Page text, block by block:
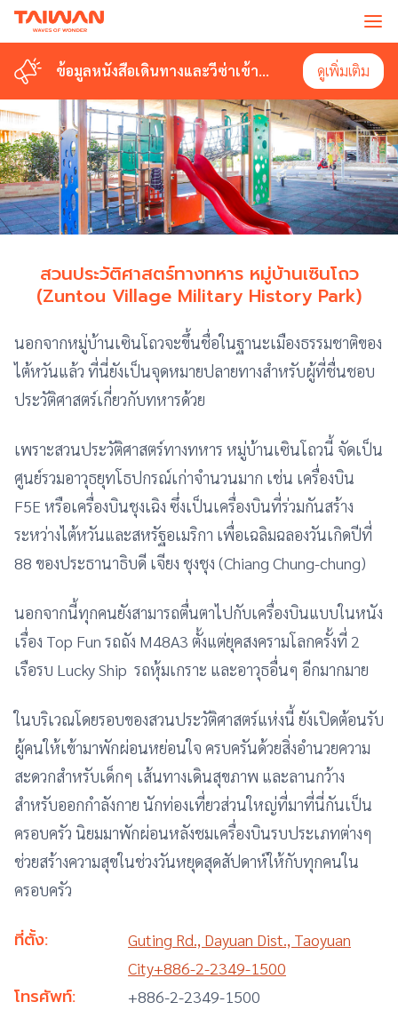
ข้อมูลหนังสือเดินทางและวีซ่าเข้า
ดูเพิ่มเติม
สวนประวัติศาสตร์ทางทหาร หมู่บ้านเซินโถว
(Zuntou Village Military History Park)
นอกจากหมู่บ้านเซินโถวจะขึ้นชื่อในฐานะเมืองธรรมชาติของ
ไต้หวันแล้ว ที่นี่ยังเป็นจุดหมายปลายทางสำหรับผู้ที่ชื่นชอบ
ประวัติศาสตร์เกี่ยวกับทหารด้วย
เพราะสวนประวัติศาสตร์ทางทหาร หมู่บ้านเซินโถวนี้ จัดเป็น
ศูนย์รวมอาวุธยุทโธปกรณ์เก่าจำนวนมาก เช่น เครื่องบิน
F5E หรือเครื่องบินชุงเฉิง ซึ่งเป็นเครื่องบินที่ร่วมกันสร้าง
ระหว่างไต้หวันและสหรัฐอเมริกา เพื่อเฉลิมฉลองวันเกิดปีที่
88 ของประธานาธิบดี เจียง ชุงชุง (Chiang Chung-chung)
นอกจากนี้ทุกคนยังสามารถตื่นตาไปกับเครื่องบินแบบในหนัง
เรื่อง Top Fun รถถัง M48A3 ตั้งแต่ยุคสงครามโลกครั้งที่ 2
เรือรบ Lucky Ship รถหุ้มเกราะ และอาวุธอื่นๆ อีกมากมาย
ในบริเวณโดยรอบของสวนประวัติศาสตร์แห่งนี้ ยังเปิดต้อนรับ
ผู้คนให้เข้ามาพักผ่อนหย่อนใจ ครบครันด้วยสิ่งอำนวยความ
สะดวกสำหรับเด็กๆ เส้นทางเดินสุขภาพ และลานกว้าง
สำหรับออกกำลังกาย นักท่องเที่ยวส่วนใหญ่ที่มาที่นี่กันเป็น
ครอบครัว นิยมมาพักผ่อนหลังชมเครื่องบินรบประเภทต่างๆ
ช่วยสร้างความสุขในช่วงวันหยุดสุดสัปดาห์ให้กับทุกคนใน
ครอบครัว
ที่ตั้ง:
Guting Rd., Dayuan Dist., Taoyuan
City+886-2-2349-1500
โทรศัพท์: +886-2-2349-1500